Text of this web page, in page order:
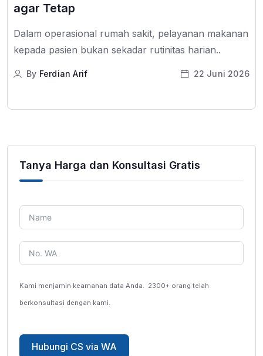
agar Tetap
Dalam operasional rumah sakit, pelayanan makanan
kepada pasien bukan sekadar rutinitas harian..
By Ferdian Arif 22 Juni 2026
Tanya Harga dan Konsultasi Gratis
Kami menjamin keamanan data Anda. 2300+ orang telah
berkonsultasi dengan kami.
Hubungi CS via WA